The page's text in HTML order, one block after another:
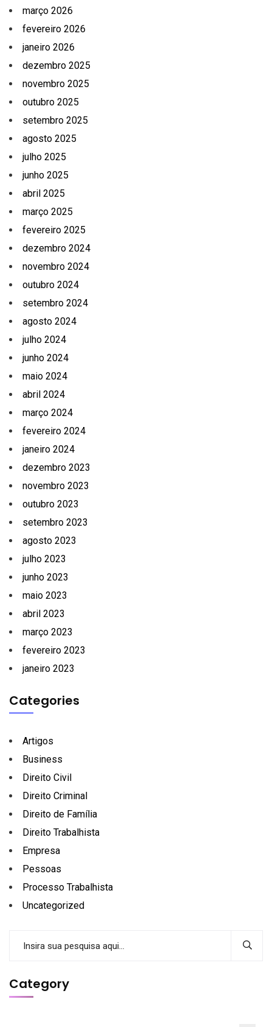
março 2026
fevereiro 2026
janeiro 2026
dezembro 2025
novembro 2025
outubro 2025
setembro 2025
agosto 2025
julho 2025
junho 2025
abril 2025
março 2025
fevereiro 2025
dezembro 2024
novembro 2024
outubro 2024
setembro 2024
agosto 2024
julho 2024
junho 2024
maio 2024
abril 2024
março 2024
fevereiro 2024
janeiro 2024
dezembro 2023
novembro 2023
outubro 2023
setembro 2023
agosto 2023
julho 2023
junho 2023
maio 2023
abril 2023
março 2023
fevereiro 2023
janeiro 2023
Categories
Artigos
Business
Direito Civil
Direito Criminal
Direito de Família
Direito Trabalhista
Empresa
Pessoas
Processo Trabalhista
Uncategorized
Category